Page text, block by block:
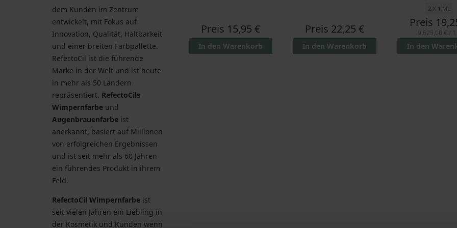
Preis 15,95 €
In den Warenkorb
Preis 22,25 €
In den Warenkorb
2 X 1 ML
Preis
In den
dem Kunden im Zentrum
entwickelt, mit Fokus auf
Innovation, Qualität, Haltbarkeit
und einer breiten Farbpallette.
RefectoCil ist die führende
Marke in der Welt und ist heute
in mehr als 50 Ländern
repräsentiert. RefectoCils
Wimpernfarbe und
Augenbrauenfarbe ist
anerkannt, basiert auf Millionen
von erfolgreichen Ergebnissen
und ist seit mehr als 60 Jahren
ein führendes Produkt in ihrem
Feld.
RefectoCil Wimpernfarbe ist
seit vielen Jahren ein Liebling in
der Kosmetik und Kunden wenn